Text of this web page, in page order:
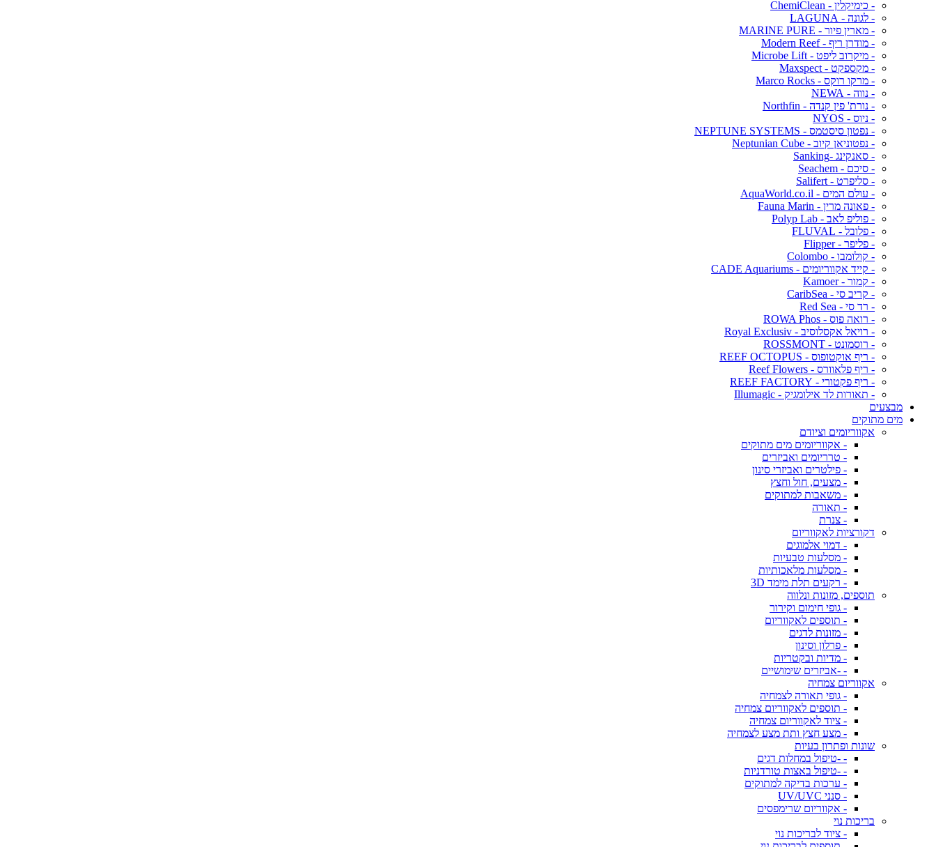
- כימיקלין - ChemiClean
- לגונה - LAGUNA
- מארין פיור - MARINE PURE
- מודרן ריף - Modern Reef
- מיקרוב ליפט - Microbe Lift
- מקספקט - Maxspect
- מרקו רוקס - Marco Rocks
- נווה - NEWA
- נורת' פין קנדה - Northfin
- ניוס - NYOS
- נפטון סיסטמס - NEPTUNE SYSTEMS
- נפטוניאן קיוב - Neptunian Cube
- סאנקינג -Sanking
- סיכם - Seachem
- סליפרט - Salifert
- עולם המים - AquaWorld.co.il
- פאונה מרין - Fauna Marin
- פוליפ לאב - Polyp Lab
- פלובל - FLUVAL
- פליפר - Flipper
- קולומבו - Colombo
- קייד אקווריומים - CADE Aquariums
- קמור - Kamoer
- קריב סי - CaribSea
- רד סי - Red Sea
- רואה פוס - ROWA Phos
- רויאל אקסלוסיב - Royal Exclusiv
- רוסמונט - ROSSMONT
- ריף אוקטופוס - REEF OCTOPUS
- ריף פלאוורס - Reef Flowers
- ריף פקטורי - REEF FACTORY
- תאורות לד אילומגיק - Illumagic
מבצעים
מים מתוקים
אקווריומים וציודם
- אקווריומים מים מתוקים
- טרריומים ואביזרים
- פילטרים ואביזרי סינון
- מצעים, חול וחצץ
- משאבות למתוקים
- תאורה
- צנרת
דקורציות לאקווריום
- דמוי אלמוגים
- מסלעות טבעיות
- מסלעות מלאכותיות
- רקעים תלת מימד 3D
תוספים, מזונות ונלווה
- גופי חימום וקירור
- תוספים לאקווריום
- מזונות לדגים
- פרלון וסינון
- מדיות ובקטריות
- -אביזרים שימושיים
אקווריום צמחיה
- גופי תאורה לצמחיה
- תוספים לאקווריום צמחיה
- ציוד לאקווריום צמחיה
- מצע חצץ ותת מצע לצמחיה
שונות ופתרון בעיות
- -טיפול במחלות דגים
- -טיפול באצות טורדניות
- ערכות בדיקה למתוקים
- סנני UV/UVC
- אקווריום שרימפסים
בריכות נוי
- ציוד לבריכות נוי